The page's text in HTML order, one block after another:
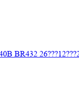
BR432